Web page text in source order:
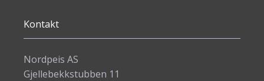
Kontakt
Nordpeis AS
Gjellebekkstubben 11